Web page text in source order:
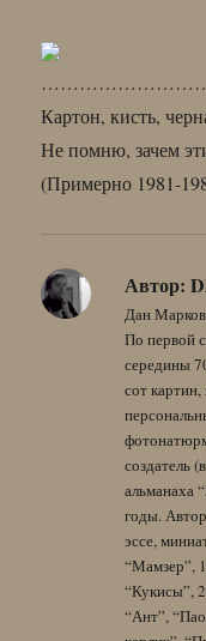
Картон, кисть,
Не помню, зачем
(Примерно 1981-
Автор:
Дан
По первой
середины
сот
создатель
альманаха
годы.
эссе,
“Мамзер”,
“Кукисы”,
“Ант”,